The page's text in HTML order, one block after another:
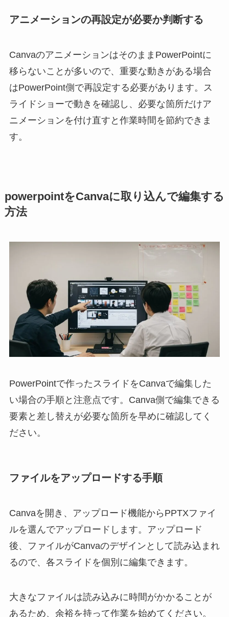
アニメーションの再設定が必要か判断する
CanvaのアニメーションはそのままPowerPointに
移らないことが多いので、重要な動きがある場合
はPowerPoint側で再設定する必要があります。ス
ライドショーで動きを確認し、必要な箇所だけア
ニメーションを付け直すと作業時間を節約できま
す。
powerpointをCanvaに取り込んで編集する
方法
PowerPointで作ったスライドをCanvaで編集した
い場合の手順と注意点です。Canva側で編集できる
要素と差し替えが必要な箇所を早めに確認してく
ださい。
ファイルをアップロードする手順
Canvaを開き、アップロード機能からPPTXファイ
ルを選んでアップロードします。アップロード
後、ファイルがCanvaのデザインとして読み込まれ
るので、各スライドを個別に編集できます。
大きなファイルは読み込みに時間がかかることが
あるため、余裕を持って作業を始めてください。